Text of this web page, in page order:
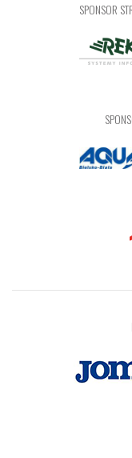
SPONSOR